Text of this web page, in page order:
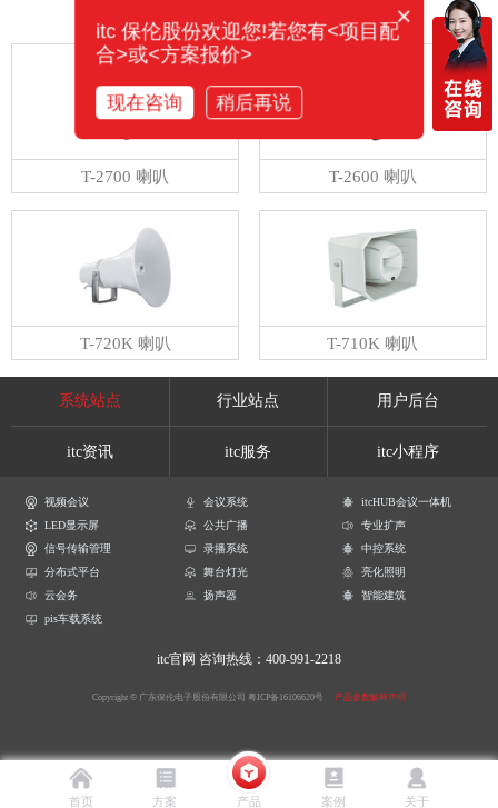
相关产品
T-2700 喇叭 T-2600 喇叭
T-720K 喇叭 T-710K 喇叭
系统站点 行业站点 用户后台
itc资讯 itc服务 itc小程序
视频会议 会议系统
itcHUB会议一体机
LED显示屏
公共广播
专业扩声
信号传输管理
录播系统
中控系统
分布式平台
舞台灯光
亮化照明
云会务
扬声器
智能建筑
pis车载系统
itc官网 咨询热线：400-991-2218
Copyright © 广东保伦电子股份有限公司 粤ICP备16106620号 产品参数解释声明
首页 方案 产品 案例 关于
×
itc 保伦股份欢迎您!若您有<项目配
合>或<方案报价>
现在咨询 稍后再说